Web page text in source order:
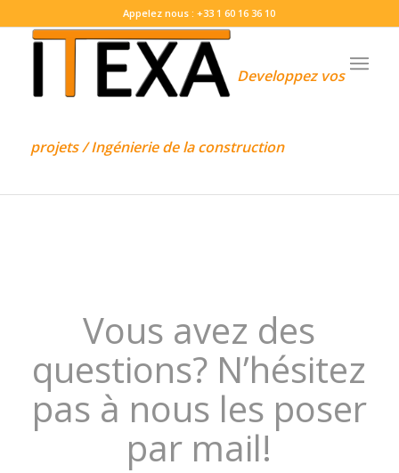
Appelez nous : +33 1 60 16 36 10
Developpez vos
projets / Ingénierie de la construction
Vous avez des
questions? N’hésitez
pas à nous les poser
par mail!